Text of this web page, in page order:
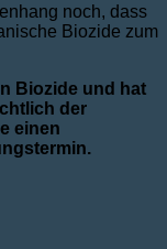
noch, dass
Biozide zum
Biozide und hat
der
einen